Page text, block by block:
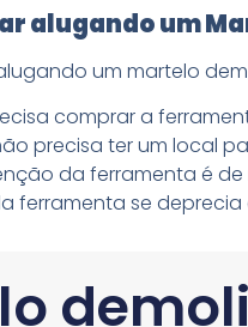
alugando um
um martelo
comprar a
precisa ter um local
da ferramenta é
ferramenta se